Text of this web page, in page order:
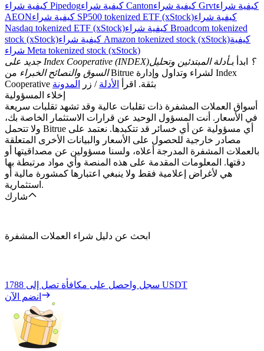
كيفية شراء Pipedog كيفية شراء Canton كيفية شراء Grvtكيفية شراء
AEON
كيفية شراء SP500 tokenized ETF (xStock)كيفية شراء
Nasdaq tokenized ETF (xStock)كيفية شراء Broadcom tokenized
stock (xStock)
كيفية شراء Amazon tokenized stock (xStock)كيفية
شراء Meta tokenized stock (xStock)
جديد على Index Cooperative (INDEX)؟
ابدأ بـأدلة المبتدئين وتحليل
السوق والنصائح الخبراء من Bitrue لشراء وتداول وإدارة Index
Cooperative بثقة. اقرأ
الأدلة / زر
المدونة
إخلاء المسؤولية
أسواق العملات المشفرة ذات تقلبات عالية وقد تشهد تقلبات سريعة
في الأسعار. أنت المسؤول الوحيد عن قرارات الاستثمار الخاصة بك،
ولا تتحمل Bitrue أي مسؤولية عن أي خسائر قد تتكبدها. نعتمد على
مصادر خارجية للحصول على الأسعار والبيانات الأخرى المتعلقة
بالعملات المشفرة المدرجة أعلاه، ولسنا مسؤولين عن مصداقيتها أو
دقتها. المعلومات المقدمة على هذه المنصة وأي مواد مرتبطة بها
هي لأغراض إعلامية فقط ولا ينبغي اعتبارها كمشورة مالية أو
استثمارية.
شارك
ابحث عن دليل شراء العملات المشفرة
سجل واحصل على مكافأة تصل إلى 1788 USDT
انضم الآن